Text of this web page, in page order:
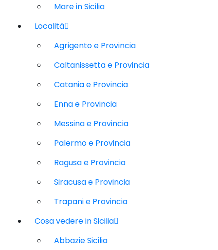
Mare in Sicilia
Località
Agrigento e Provincia
Caltanissetta e Provincia
Catania e Provincia
Enna e Provincia
Messina e Provincia
Palermo e Provincia
Ragusa e Provincia
Siracusa e Provincia
Trapani e Provincia
Cosa vedere in Sicilia
Abbazie Sicilia